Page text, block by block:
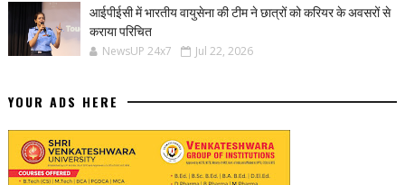
आईपीईसी में भारतीय वायुसेना की टीम ने छात्रों को करियर के अवसरों से
कराया परिचित
NewsUP 24x7 Jul 22, 2026
YOUR ADS HERE